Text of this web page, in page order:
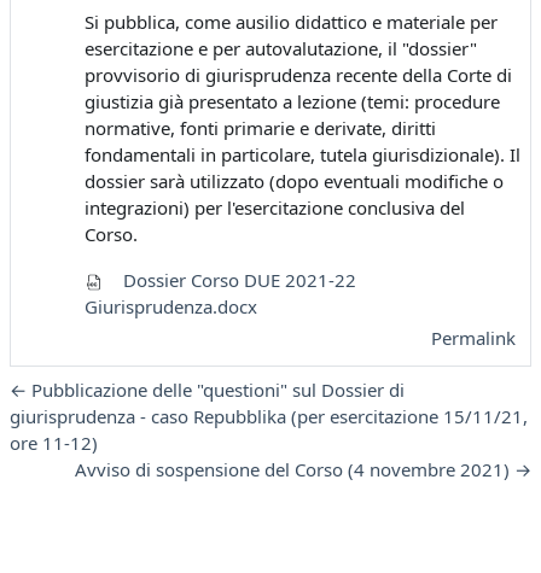
Si pubblica, come ausilio didattico e materiale per
esercitazione e per autovalutazione, il "dossier"
provvisorio di giurisprudenza recente della Corte di
giustizia già presentato a lezione (temi: procedure
normative, fonti primarie e derivate, diritti
fondamentali in particolare, tutela giurisdizionale). Il
dossier sarà utilizzato (dopo eventuali modifiche o
integrazioni) per l'esercitazione conclusiva del
Corso.
Dossier Corso DUE 2021-22
Giurisprudenza.docx
Permalink
← Pubblicazione delle "questioni" sul Dossier di
giurisprudenza - caso Repubblika (per esercitazione 15/11/21,
ore 11-12)
Avviso di sospensione del Corso (4 novembre 2021) →